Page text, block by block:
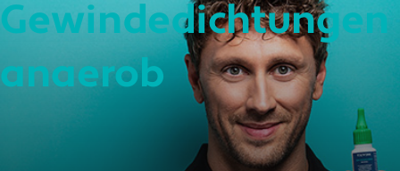
Gewindedichtungen
anaerob